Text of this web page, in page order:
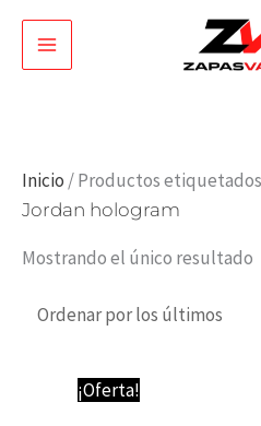
Inicio / Productos
Jordan hologram
Mostrando el único resultado
¡Oferta!